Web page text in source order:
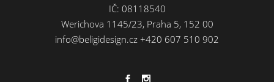
IČ: 08118540
Werichova 1145/23, Praha 5, 152 00
info@beligidesign.cz +420 607 510 902